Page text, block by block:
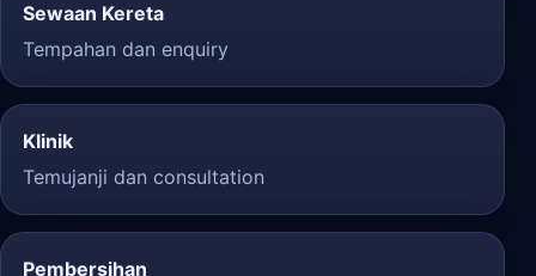
Sewaan Kereta
Tempahan dan enquiry
Klinik
Temujanji dan consultation
Pembersihan